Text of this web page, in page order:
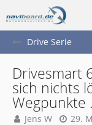
Drive Serie
Drivesmart
sich nichts
Wegpunkte
Jens W 29.